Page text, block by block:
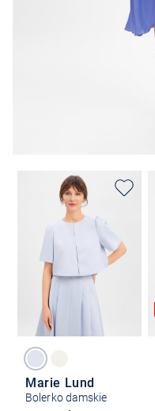
Marie Lund
Bolerko damskie